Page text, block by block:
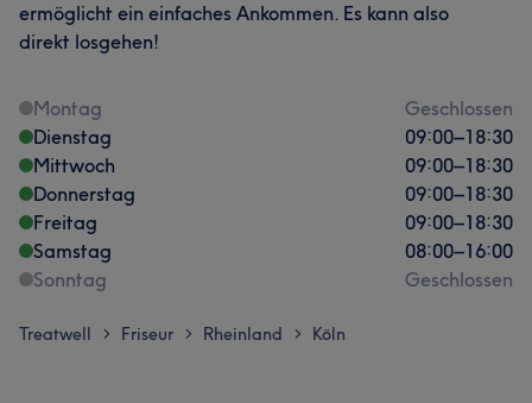
ermöglicht ein einfaches Ankommen. Es kann also
direkt losgehen!
Montag
Geschlossen
Dienstag
09:00–18:30
Mittwoch
09:00–18:30
Donnerstag
09:00–18:30
Freitag
09:00–18:30
Samstag
08:00–16:00
Sonntag
Geschlossen
Treatwell > Friseur > Rheinland > Köln